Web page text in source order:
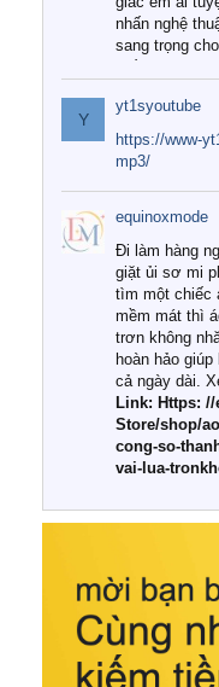
nhấn nghệ
sang trọng
Tuy nhiên,
với vô vàn
như hiện nay,
được những
cấp thực sự
khí hậu và
đình? Hãy
giải đáp chi
1. Tại sao
chuộng chăn
Khác với các
thường,
cao cấp trải
nghiêm ngặt
liệu tự nhiên
nhuộm hiện
này, bạn sẽ
hồi chuẩn xác
cột sống.
Bên cạnh đó,
sản phẩm đạt
Y
yt1syoutube
https://www-
mp3/
equinoxmode
Đi làm hàng
giặt ủi sơ mi
tìm một chiếc
mềm mát thì
trơn không
hoàn hảo
cả ngày dài.
Link: Https:
Store/shop/
cong-so-
vai-lua-